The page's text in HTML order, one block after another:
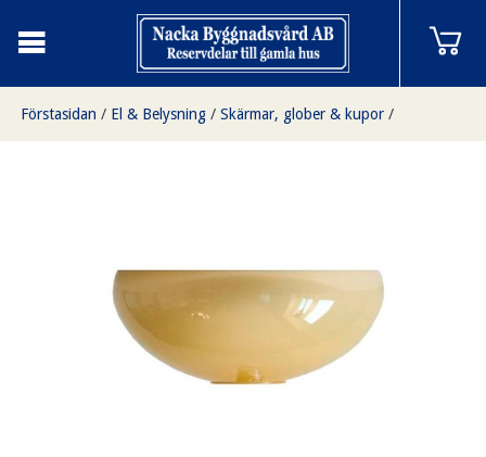
Förstasidan / El & Belysning / Skärmar, glober & kupor /